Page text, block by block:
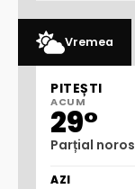
Vremea
PITEȘTI
ACUM
29°
Parțial noros
AZI